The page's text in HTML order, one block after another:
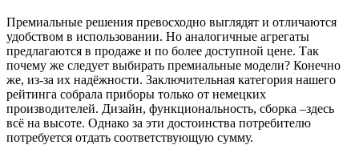
Премиальные решения превосходно выглядят и отличаются
удобством в использовании. Но аналогичные агрегаты
предлагаются в продаже и по более доступной цене. Так
почему же следует выбирать премиальные модели? Конечно
же, из-за их надёжности. Заключительная категория нашего
рейтинга собрала приборы только от немецких
производителей. Дизайн, функциональность, сборка –здесь
всё на высоте. Однако за эти достоинства потребителю
потребуется отдать соответствующую сумму.